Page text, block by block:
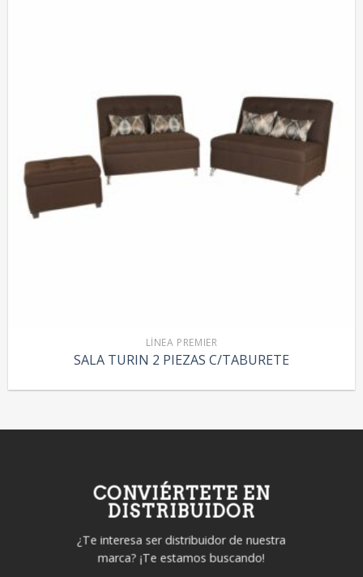
LÍNEA PREMIER
SALA TURIN 2 PIEZAS C/TABURETE
CONVIÉRTETE EN
DISTRIBUIDOR
¿Te interesa ser distribuidor de nuestra
marca? ¡Te estamos buscando!